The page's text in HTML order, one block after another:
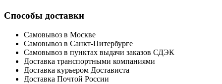
Способы доставки
Самовывоз в Москве
Самовывоз в Санкт-Питербурге
Самовывоз в пунктах выдачи заказов СДЭК
Доставка транспортными компаниями
Доставка курьером Достависта
Доставка Почтой России